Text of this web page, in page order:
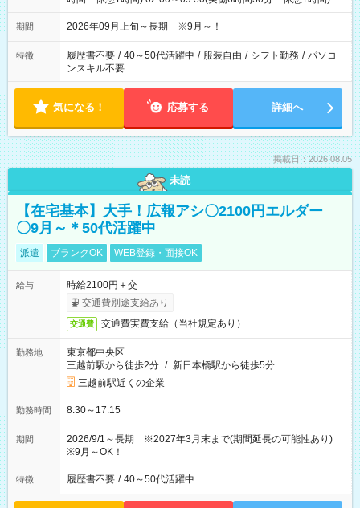
日勤は就業時間1/夜勤は就業時間2.3を連続で行って頂きます
期間 2026年09月上旬～長期 ※9月～！
特徴 履歴書不要 / 40～50代活躍中 / 服装自由 / シフト勤務 / パソコ
ンスキル不要
気になる！ 応募する 詳細へ
掲載日：2026.08.05
未読
【在宅基本】大手！広報アシ〇2100円エルダー
〇9月～＊50代活躍中
派遣 ブランクOK WEB登録・面接OK
給与
時給2100円＋交
交通費別途支給あり
交通費 交通費実費支給（当社規定あり）
勤務地
東京都中央区
三越前駅から徒歩2分 / 新日本橋駅から徒歩5分
三越前駅近くの企業
勤務時間 8:30～17:15
期間
2026/9/1～長期 ※2027年3月末まで(期間延長の可能性あり)
※9月～OK！
特徴 履歴書不要 / 40～50代活躍中